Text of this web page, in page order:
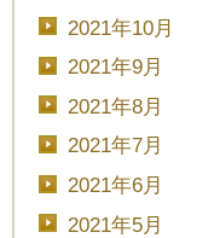
2021年10月
2021年9月
2021年8月
2021年7月
2021年6月
2021年5月